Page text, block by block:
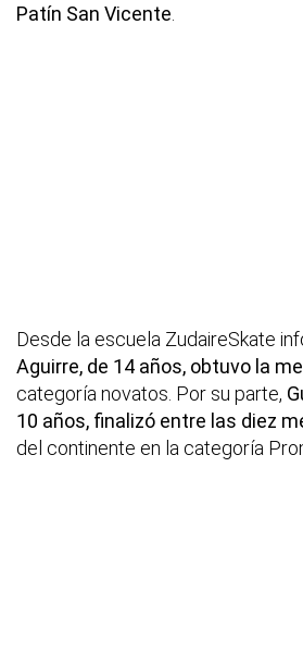
Patín San Vicente.
Desde la escuela ZudaireSkate
Aguirre, de 14 años, obtuvo la
categoría novatos. Por su parte,
10 años, finalizó entre las diez
del continente en la categoría